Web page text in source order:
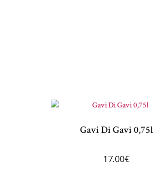
Gavi Di Gavi 0,75l
17.00€